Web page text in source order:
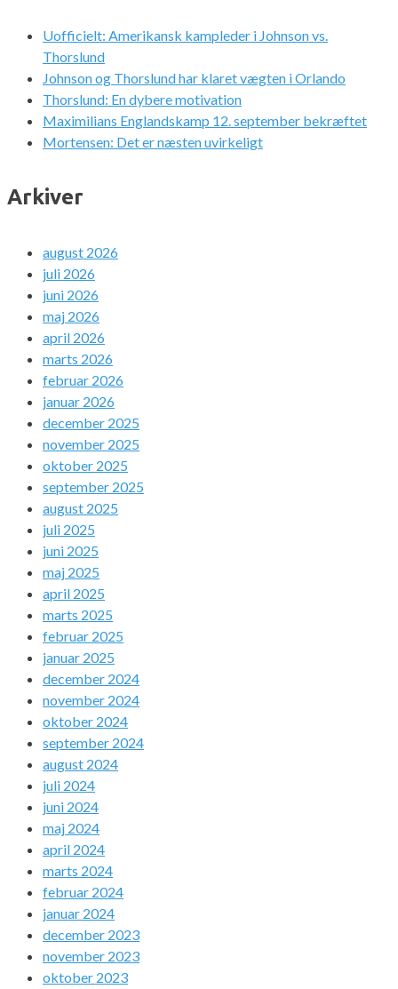
Uofficielt: Amerikansk kampleder i Johnson vs.
Thorslund
Johnson og Thorslund har klaret vægten i Orlando
Thorslund: En dybere motivation
Maximilians Englandskamp 12. september bekræftet
Mortensen: Det er næsten uvirkeligt
Arkiver
august 2026
juli 2026
juni 2026
maj 2026
april 2026
marts 2026
februar 2026
januar 2026
december 2025
november 2025
oktober 2025
september 2025
august 2025
juli 2025
juni 2025
maj 2025
april 2025
marts 2025
februar 2025
januar 2025
december 2024
november 2024
oktober 2024
september 2024
august 2024
juli 2024
juni 2024
maj 2024
april 2024
marts 2024
februar 2024
januar 2024
december 2023
november 2023
oktober 2023